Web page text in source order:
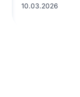
10.03.2026